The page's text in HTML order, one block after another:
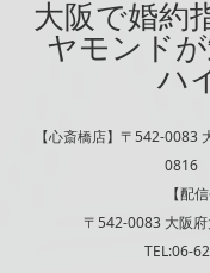
大阪で婚約
ヤモンド
ハ
【心斎橋店】〒542-
0816
【配
〒542-0083 大阪
TEL:06-